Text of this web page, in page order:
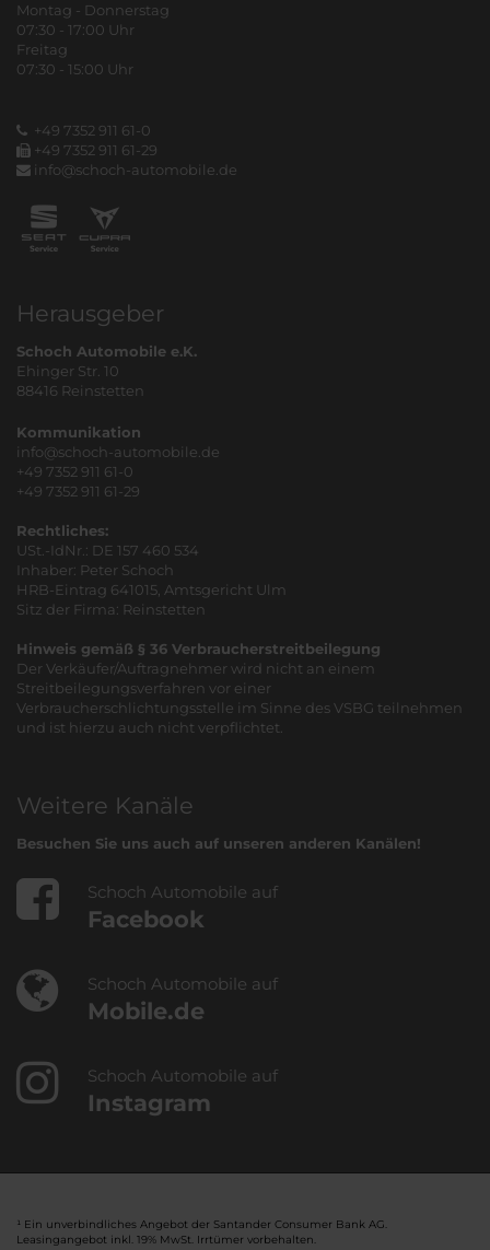
Montag - Donnerstag
07:30 - 17:00 Uhr
Freitag
07:30 - 15:00 Uhr
+49 7352 911 61-0
+49 7352 911 61-29
info@schoch-automobile.de
Herausgeber
Schoch Automobile e.K.
Ehinger Str. 10
88416 Reinstetten
Kommunikation
info@schoch-automobile.de
+49 7352 911 61-0
+49 7352 911 61-29
Rechtliches:
USt.-IdNr.: DE 157 460 534
Inhaber: Peter Schoch
HRB-Eintrag 641015, Amtsgericht Ulm
Sitz der Firma: Reinstetten
Hinweis gemäß § 36 Verbraucherstreitbeilegung
Der Verkäufer/Auftragnehmer wird nicht an einem
Streitbeilegungsverfahren vor einer
Verbraucherschlichtungsstelle im Sinne des VSBG teilnehmen
und ist hierzu auch nicht verpflichtet.
Weitere Kanäle
Besuchen Sie uns auch auf unseren anderen Kanälen!
Schoch Automobile auf
Facebook
Schoch Automobile auf
Mobile.de
Schoch Automobile auf
Instagram
¹ Ein unverbindliches Angebot der Santander Consumer Bank AG.
Leasingangebot inkl. 19% MwSt. Irrtümer vorbehalten.